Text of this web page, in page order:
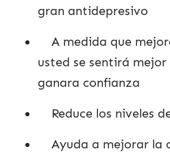
gran antidepresivo
A medida que
usted se sentirá
ganara confianza
Reduce los niveles
Ayuda a mejorar la